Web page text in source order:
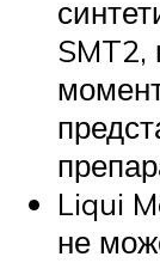
SMT2,
Liqui
не